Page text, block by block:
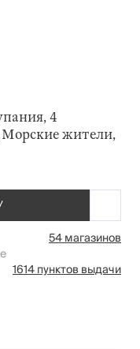
4
Морские жители,
54 магазинов
1614 пунктов выдачи